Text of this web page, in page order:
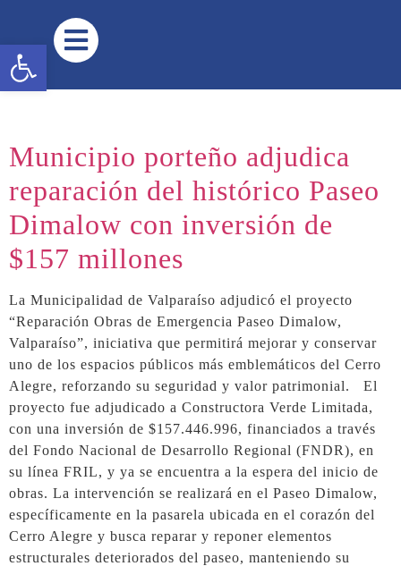
Municipio porteño adjudica
reparación del histórico Paseo
Dimalow con inversión de
$157 millones
La Municipalidad de Valparaíso adjudicó el proyecto
“Reparación Obras de Emergencia Paseo Dimalow,
Valparaíso”, iniciativa que permitirá mejorar y conservar
uno de los espacios públicos más emblemáticos del Cerro
Alegre, reforzando su seguridad y valor patrimonial. El
proyecto fue adjudicado a Constructora Verde Limitada,
con una inversión de $157.446.996, financiados a través
del Fondo Nacional de Desarrollo Regional (FNDR), en
su línea FRIL, y ya se encuentra a la espera del inicio de
obras. La intervención se realizará en el Paseo Dimalow,
específicamente en la pasarela ubicada en el corazón del
Cerro Alegre y busca reparar y reponer elementos
estructurales deteriorados del paseo, manteniendo su
Abrir barra de herramientas